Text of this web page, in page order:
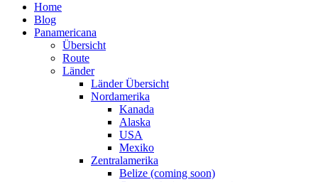
Home
Blog
Panamericana
Übersicht
Route
Länder
Länder Übersicht
Nordamerika
Kanada
Alaska
USA
Mexiko
Zentralamerika
Belize (coming soon)